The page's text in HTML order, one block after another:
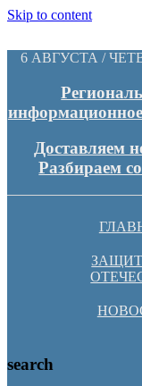
Skip to content
6 АВГУСТА /
информационное
Доставляем
Разбираем
search